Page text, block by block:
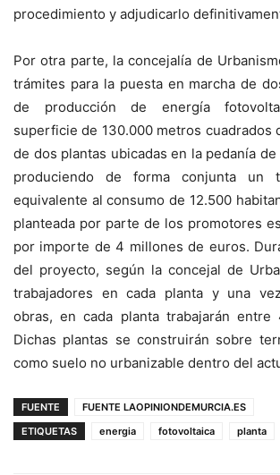
procedimiento y adjudicarlo
Por otra parte, la concejalía de
trámites para la puesta en marcha de
de producción de energía
superficie de 130.000 metros cuadrados
de dos plantas ubicadas en la pedanía
produciendo de forma conjunta
equivalente al consumo de 12.500
planteada por parte de los promotores
por importe de 4 millones de euros.
del proyecto, según la concejal de
trabajadores en cada planta y una
obras, en cada planta trabajarán
Dichas plantas se construirán sobre
como suelo no urbanizable dentro del
FUENTE
FUENTE LAOPINIONDEMURCIA.ES
ETIQUETAS
energia fotovoltaica planta